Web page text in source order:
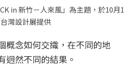
in 新竹－人來風」為主題，於10月1
灣設計展提供
概念如何交織，在不同的地
迥然不同的結果。